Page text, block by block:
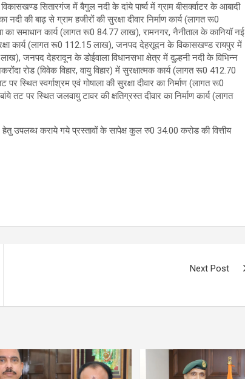
सितारगंज में बैगुल नदी के दांये पार्ष्व में ग्राम बीसर्क्वाटर के आबादी
की बाढ़ से ग्राम हजीरों की सुरक्षा दीवार निर्माण कार्य (लागत रू0
समाधान कार्य (लागत रू0 84.77 लाख), रामनगर, नैनीताल के कानियॉ नई
कार्य (लागत रू0 112.15 लाख), जनपद देहराूदन के विकासखण्ड रायपुर में
जनपद देहरादून के डोईवाला विधानसभा क्षेत्र में दुल्हनी नदी के विभिन्न
रोड (विवेक विहार, वायु विहार) में सुरक्षात्मक कार्य (लागत रू0 412.70
स्वर्गाश्रम एवं गोषाला की सुरक्षा दीवार का निर्माण (लागत रू0
पर स्थित जलवायु टावर की क्षतिग्रस्त दीवार का निर्माण कार्य (लागत
उपलब्ध कराये गये प्रस्तावों के सापेक्ष कुल रु0 34.00 करोड की वित्तीय
Next Post